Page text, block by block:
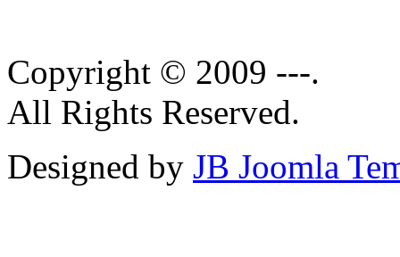
Copyright © 2009 ---.
All Rights Reserved.
Designed by JB Joomla